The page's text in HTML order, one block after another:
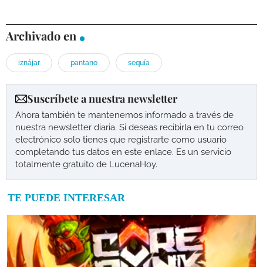
Archivado en
iznájar pantano sequía
Suscríbete a nuestra newsletter
Ahora también te mantenemos informado a través de
nuestra newsletter diaria. Si deseas recibirla en tu correo
electrónico solo tienes que registrarte como usuario
completando tus datos en este enlace. Es un servicio
totalmente gratuito de LucenaHoy.
TE PUEDE INTERESAR